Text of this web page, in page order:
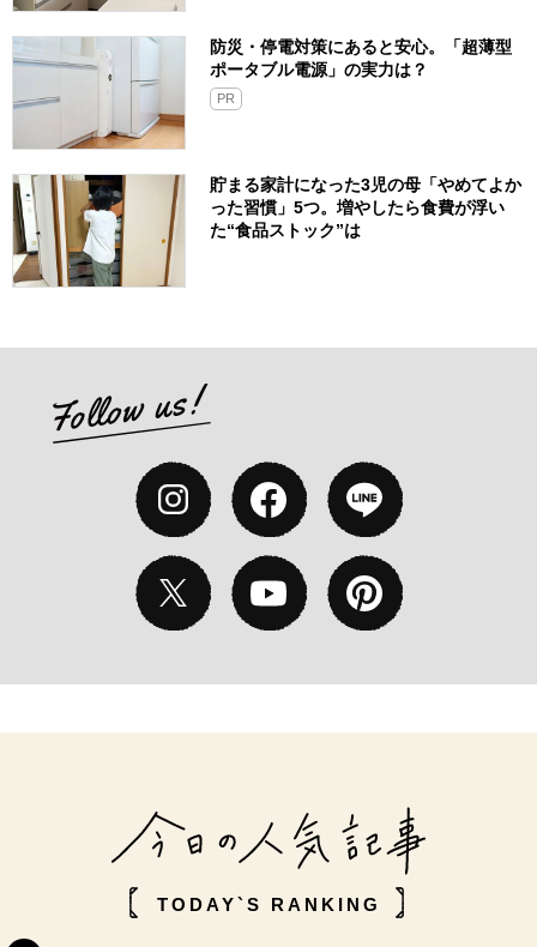
防災・停電対策にあると安心。「超薄型
ポータブル電源」の実力は？​
PR
貯まる家計になった3児の母「やめてよか
った習慣」5つ。増やしたら食費が浮い
た“食品ストック”は
TODAY`S RANKING